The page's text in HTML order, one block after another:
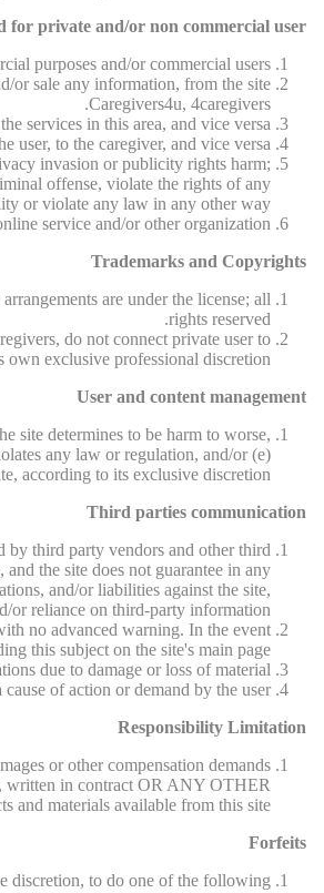
for private and/or non commercial user
purposes and/or commercial users.
or sale any information, from the site
Caregivers4u, 4caregivers.
services in this area, and vice versa.
user, to the caregiver, and vice versa.
invasion or publicity rights harm;
offense, violate the rights of any
or violate any law in any other way.
service and/or other organization.
Trademarks and Copyrights
are under the license; all
rights reserved.
do not connect private user to
exclusive professional discretion.
User and content management
site determines to be harm to worse,
any law or regulation, and/or (e)
according to its exclusive discretion.
Third parties communication
by third party vendors and other third
the site does not guarantee in any
and/or liabilities against the site,
or reliance on third-party information.
no advanced warning. In the event
this subject on the site's main page.
due to damage or loss of material.
of action or demand by the user.
Responsibility Limitation
or other compensation demands
written in contract OR ANY OTHER
and materials available from this site.
Forfeits
discretion, to do one of the following: